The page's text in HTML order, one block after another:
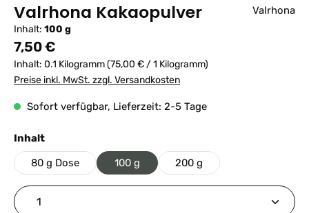
Valrhona Kakaopulver
Inhalt: 100 g
Valrhona
Regulärer Preis:
7,50 €
Inhalt: 0.1 Kilogramm(75,00 € / 1 Kilogramm)
Preise inkl. MwSt. zzgl. Versandkosten
Sofort verfügbar, Lieferzeit: 2-5 Tage
Inhaltauswählen
80 g Dose 100 g 200 g
Produkt Anzahl: Gib den gewünschten Wert ein